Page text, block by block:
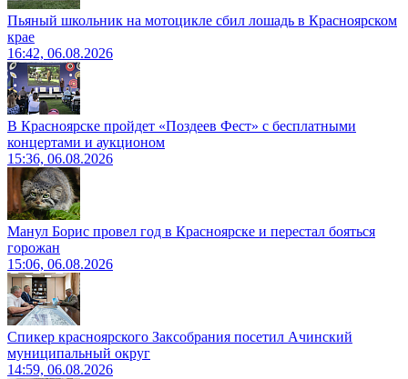
Пьяный школьник на мотоцикле сбил лошадь в Красноярском
крае
16:42, 06.08.2026
В Красноярске пройдет «Поздеев Фест» с бесплатными
концертами и аукционом
15:36, 06.08.2026
Манул Борис провел год в Красноярске и перестал бояться
горожан
15:06, 06.08.2026
Спикер красноярского Заксобрания посетил Ачинский
муниципальный округ
14:59, 06.08.2026